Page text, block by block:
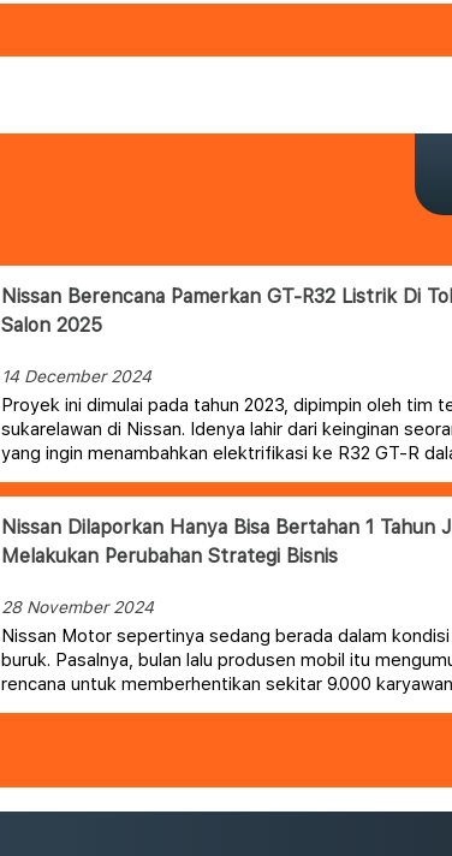
Nissan Berencana Pamerkan GT-R32 Listrik Di
Salon 2025
14 December 2024
Proyek ini dimulai pada tahun 2023, dipimpin oleh tim
sukarelawan di Nissan. Idenya lahir dari keinginan
yang ingin menambahkan elektrifikasi ke R32 GT-R
menciptakan kembali daya tarik mobil untuk generasi
Nissan Dilaporkan Hanya Bisa Bertahan 1 Tahun
Melakukan Perubahan Strategi Bisnis
28 November 2024
Nissan Motor sepertinya sedang berada dalam
buruk. Pasalnya, bulan lalu produsen mobil itu
rencana untuk memberhentikan sekitar 9.000
memangkas kapasitas produksi sebesar 20% karena